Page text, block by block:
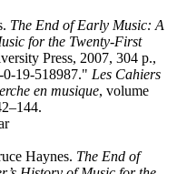
The End of Early Music: A
for the Twenty-First
Press, 2007, 304 p.,
0-19-518987." Les Cahiers
en musique, volume
Haynes. The End of